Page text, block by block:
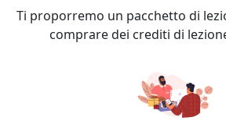
Ti proporremo un pacchetto di
comprare dei crediti di